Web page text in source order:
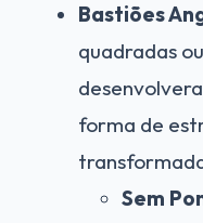
Bastiões
quadradas
forma de
Sem